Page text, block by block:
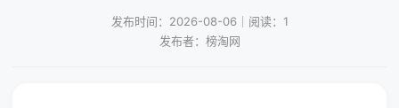
发布时间：2026-08-06｜阅读：1
发布者：榜淘网